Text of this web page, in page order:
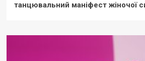
танцювальний маніфест жіночої